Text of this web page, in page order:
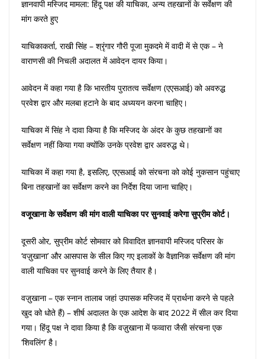
ज्ञानवापी मस्जिद मामला: हिंदू पक्ष की याचिका, अन्य तहखानों के सर्वेक्षण की
मांग करते हुए
याचिकाकर्ता, राखी सिंह – श्रृंगार गौरी पूजा मुकदमे में वादी में से एक – ने
वाराणसी की निचली अदालत में आवेदन दायर किया।
आवेदन में कहा गया है कि भारतीय पुरातत्व सर्वेक्षण (एएसआई) को अवरुद्ध
प्रवेश द्वार और मलबा हटाने के बाद अध्ययन करना चाहिए।
याचिका में सिंह ने दावा किया है कि मस्जिद के अंदर के कुछ तहखानों का
सर्वेक्षण नहीं किया गया क्योंकि उनके प्रवेश द्वार अवरुद्ध थे।
याचिका में कहा गया है, इसलिए, एएसआई को संरचना को कोई नुकसान पहुंचाए
बिना तहखानों का सर्वेक्षण करने का निर्देश दिया जाना चाहिए।
वजूखाना के सर्वेक्षण की मांग वाली याचिका पर सुनवाई करेगा सुप्रीम कोर्ट।
दूसरी ओर, सुप्रीम कोर्ट सोमवार को विवादित ज्ञानवापी मस्जिद परिसर के
‘वज़ुखाना’ और आसपास के सील किए गए इलाकों के वैज्ञानिक सर्वेक्षण की मांग
वाली याचिका पर सुनवाई करने के लिए तैयार है।
वज़ुखाना – एक स्नान तालाब जहां उपासक मस्जिद में प्रार्थना करने से पहले
खुद को धोते हैं) – शीर्ष अदालत के एक आदेश के बाद 2022 में सील कर दिया
गया। हिंदू पक्ष ने दावा किया है कि वज़ुखाना में फव्वारा जैसी संरचना एक
‘शिवलिंग’ है।